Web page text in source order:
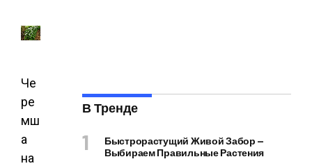
Че
ре
мш
а
на
В Тренде
Быстрорастущий Живой Забор —
Выбираем Правильные Растения